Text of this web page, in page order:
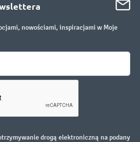
nowościami, inspiracjami w Moje
drogą elektroniczną na podany